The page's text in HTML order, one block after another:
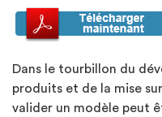
Dans le tourbillon du
produits et de la mise
valider un modèle peut